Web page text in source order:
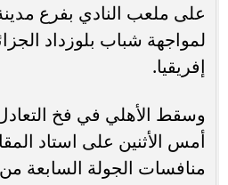
على ملعب النادي بفرع
لمواجهة شباب بلوزداد
إفريقيا.
وسقط الأهلي في فخ
أمس الأثنين على استاد
منافسات الجولة السابعة